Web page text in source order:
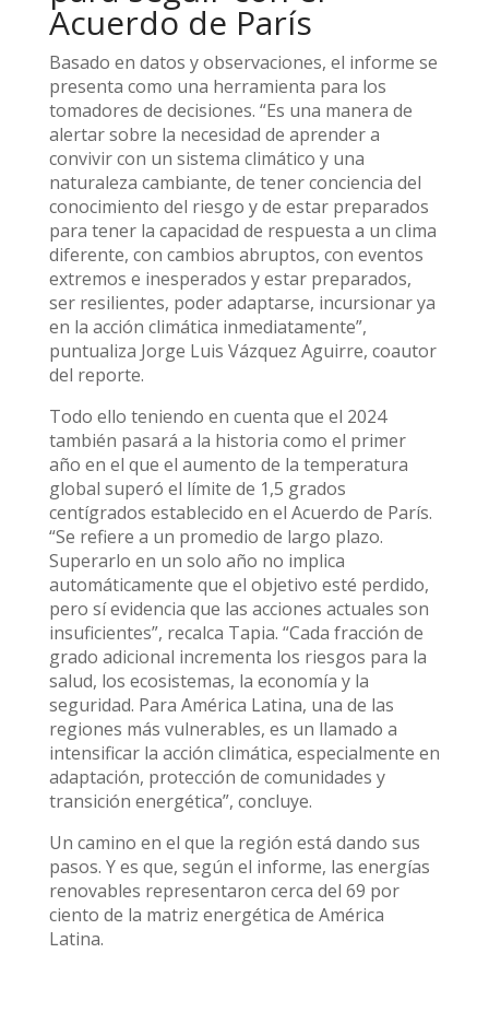
Acuerdo de París
Basado en datos y observaciones, el informe se
presenta como una herramienta para los
tomadores de decisiones. “Es una manera de
alertar sobre la necesidad de aprender a
convivir con un sistema climático y una
naturaleza cambiante, de tener conciencia del
conocimiento del riesgo y de estar preparados
para tener la capacidad de respuesta a un clima
diferente, con cambios abruptos, con eventos
extremos e inesperados y estar preparados,
ser resilientes, poder adaptarse, incursionar ya
en la acción climática inmediatamente”,
puntualiza Jorge Luis Vázquez Aguirre, coautor
del reporte.
Todo ello teniendo en cuenta que el 2024
también pasará a la historia como el primer
año en el que el aumento de la temperatura
global superó el límite de 1,5 grados
centígrados establecido en el Acuerdo de París.
“Se refiere a un promedio de largo plazo.
Superarlo en un solo año no implica
automáticamente que el objetivo esté perdido,
pero sí evidencia que las acciones actuales son
insuficientes”, recalca Tapia. “Cada fracción de
grado adicional incrementa los riesgos para la
salud, los ecosistemas, la economía y la
seguridad. Para América Latina, una de las
regiones más vulnerables, es un llamado a
intensificar la acción climática, especialmente en
adaptación, protección de comunidades y
transición energética”, concluye.
Un camino en el que la región está dando sus
pasos. Y es que, según el informe, las energías
renovables representaron cerca del 69 por
ciento de la matriz energética de América
Latina.